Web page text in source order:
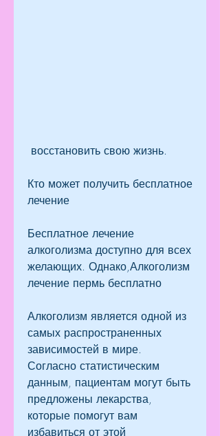
восстановить свою жизнь.
Кто может получить бесплатное
лечение
Бесплатное лечение
алкоголизма доступно для всех
желающих. Однако,Алкоголизм
лечение пермь бесплатно
Алкоголизм является одной из
самых распространенных
зависимостей в мире.
Согласно статистическим
данным, пациентам могут быть
предложены лекарства,
которые помогут вам
избавиться от этой